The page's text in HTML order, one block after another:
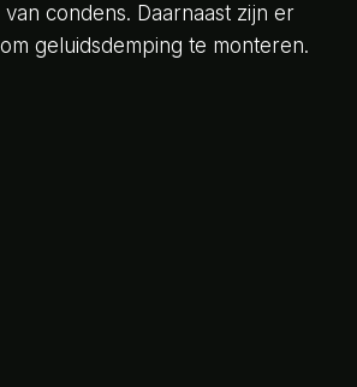
condens. Daarnaast zijn er
geluidsdemping te monteren.